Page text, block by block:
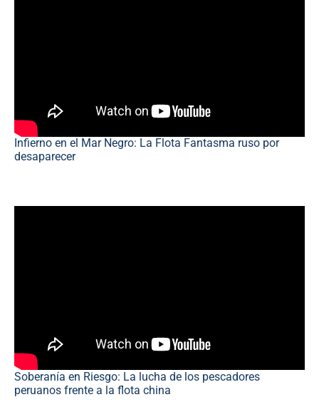
Infierno en el Mar Negro: La Flota Fantasma ruso por
desaparecer
Soberanía en Riesgo: La lucha de los pescadores
peruanos frente a la flota china